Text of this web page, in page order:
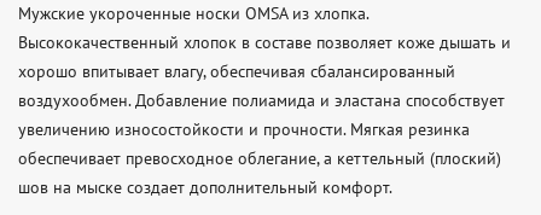
Мужские укороченные носки OMSA из хлопка.
Высококачественный хлопок в составе позволяет коже дышать и
хорошо впитывает влагу, обеспечивая сбалансированный
воздухообмен. Добавление полиамида и эластана способствует
увеличению износостойкости и прочности. Мягкая резинка
обеспечивает превосходное облегание, а кеттельный (плоский)
шов на мыске создает дополнительный комфорт.